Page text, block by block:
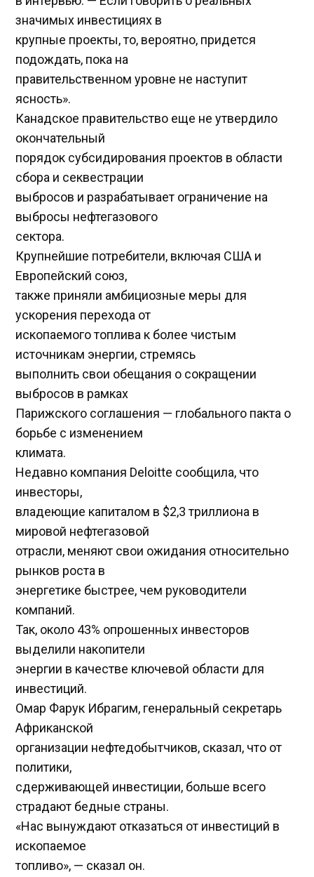
значимых инвестициях в
крупные проекты, то, вероятно, придется
подождать, пока на
правительственном уровне не наступит
ясность».
Канадское правительство еще не утвердило
окончательный
порядок субсидирования проектов в области
сбора и секвестрации
выбросов и разрабатывает ограничение на
выбросы нефтегазового
сектора.
Крупнейшие потребители, включая США и
Европейский союз,
также приняли амбициозные меры для
ускорения перехода от
ископаемого топлива к более чистым
источникам энергии, стремясь
выполнить свои обещания о сокращении
выбросов в рамках
Парижского соглашения — глобального пакта о
борьбе с изменением
климата.
Недавно компания Deloitte сообщила, что
инвесторы,
владеющие капиталом в $2,3 триллиона в
мировой нефтегазовой
отрасли, меняют свои ожидания относительно
рынков роста в
энергетике быстрее, чем руководители
компаний.
Так, около 43% опрошенных инвесторов
выделили накопители
энергии в качестве ключевой области для
инвестиций.
Омар Фарук Ибрагим, генеральный секретарь
Африканской
организации нефтедобытчиков, сказал, что от
политики,
сдерживающей инвестиции, больше всего
страдают бедные страны.
«Нас вынуждают отказаться от инвестиций в
ископаемое
топливо», — сказал он.